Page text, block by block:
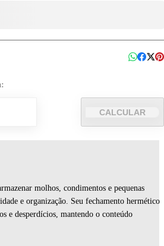
CALCULAR
molhos, condimentos e pequenas
e organização. Seu fechamento hermético
e desperdícios, mantendo o conteúdo